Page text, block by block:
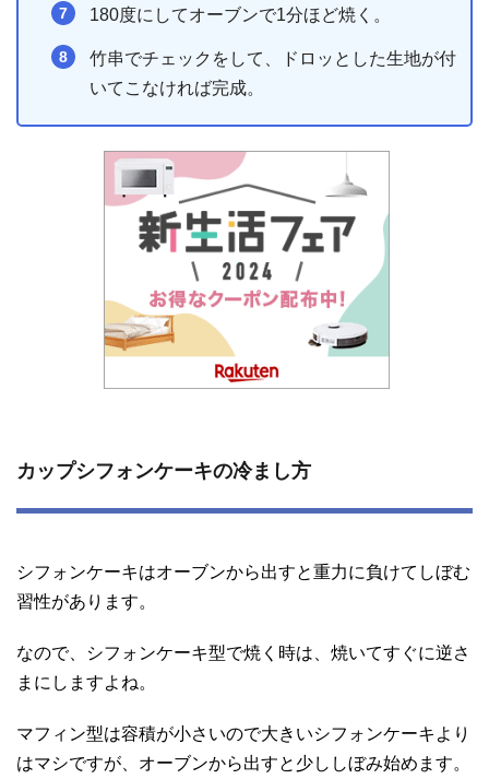
180度にしてオーブンで1分ほど焼く。
竹串でチェックをして、ドロッとした生地が付
いてこなければ完成。
カップシフォンケーキの冷まし方
シフォンケーキはオーブンから出すと重力に負けてしぼむ
習性があります。
なので、シフォンケーキ型で焼く時は、焼いてすぐに逆さ
まにしますよね。
マフィン型は容積が小さいので大きいシフォンケーキより
はマシですが、オーブンから出すと少ししぼみ始めます。